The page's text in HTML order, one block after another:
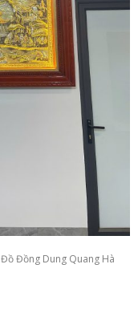
Đồ Đồng Dung Quang Hà